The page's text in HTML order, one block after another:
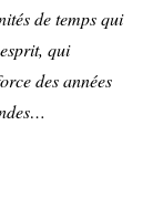
de temps qui
qui
des années